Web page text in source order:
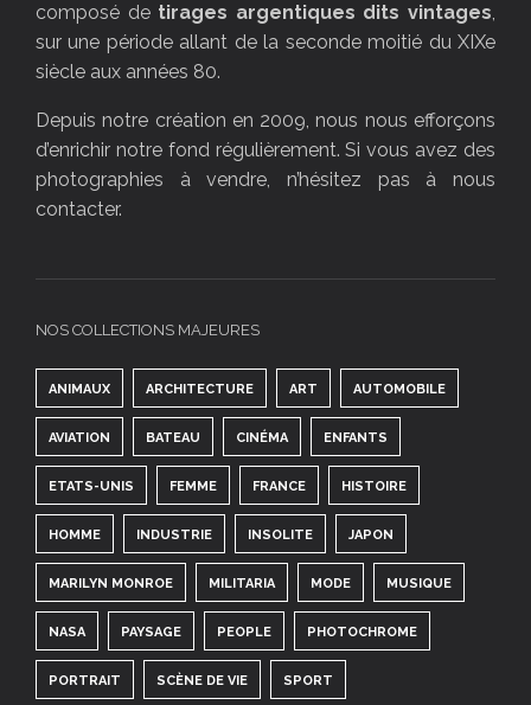
composé de tirages argentiques dits vintages,
sur une période allant de la seconde moitié du XIXe
siècle aux années 80.
Depuis notre création en 2009, nous nous efforçons
d’enrichir notre fond régulièrement. Si vous avez des
photographies à vendre, n’hésitez pas à nous
contacter.
NOS COLLECTIONS MAJEURES
ANIMAUX ARCHITECTURE ART AUTOMOBILE
AVIATION BATEAU CINÉMA ENFANTS
ETATS-UNIS FEMME FRANCE HISTOIRE
HOMME INDUSTRIE INSOLITE JAPON
MARILYN MONROE MILITARIA MODE MUSIQUE
NASA PAYSAGE PEOPLE PHOTOCHROME
PORTRAIT SCÈNE DE VIE SPORT